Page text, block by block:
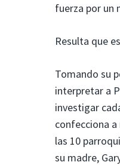
fuerza por un
Resulta que
Tomando su
interpretar a
investigar
confecciona
las 10
su madre,